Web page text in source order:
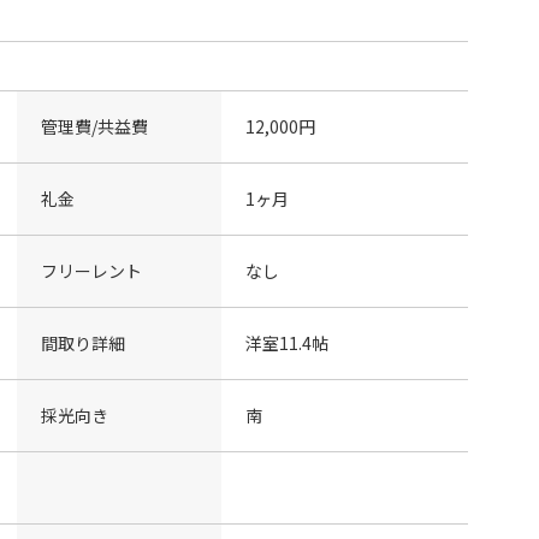
管理費/共益費 12,000円
礼金 1ヶ月
フリーレント なし
間取り詳細 洋室11.4帖
採光向き 南